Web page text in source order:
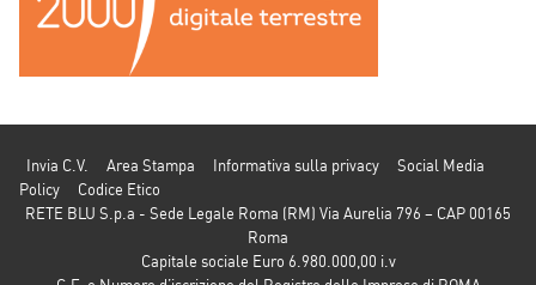
Invia C.V. Area Stampa Informativa sulla privacy
Social Media
Policy
Codice Etico
RETE BLU S.p.a - Sede Legale Roma (RM) Via Aurelia 796 – CAP 00165
Roma
Capitale sociale Euro 6.980.000,00 i.v